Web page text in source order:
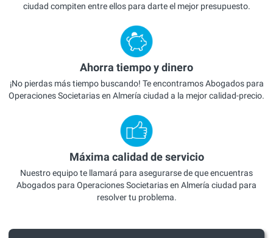
ciudad compiten entre ellos para darte el mejor presupuesto.
Ahorra tiempo y dinero
¡No pierdas más tiempo buscando! Te encontramos Abogados para
Operaciones Societarias en Almería ciudad a la mejor calidad-precio.
Máxima calidad de servicio
Nuestro equipo te llamará para asegurarse de que encuentras
Abogados para Operaciones Societarias en Almería ciudad para
resolver tu problema.